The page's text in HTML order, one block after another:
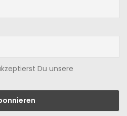
Du unsere